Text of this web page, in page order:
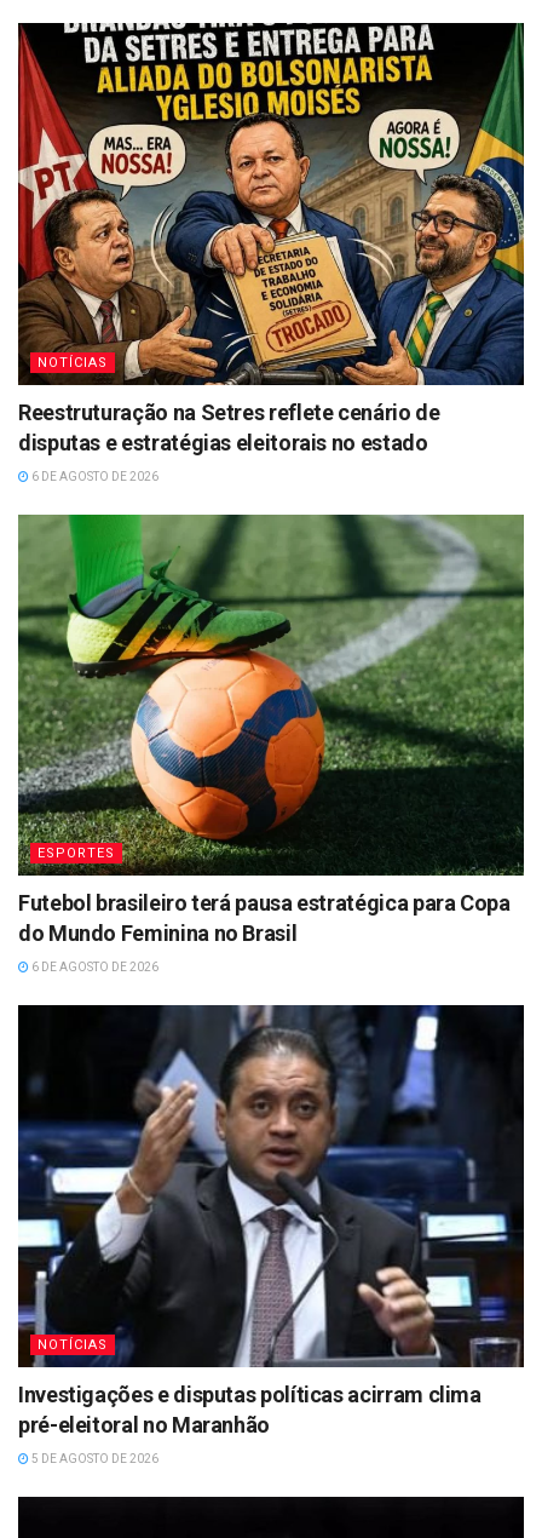
NOTÍCIAS
Reestruturação na Setres reflete cenário de
disputas e estratégias eleitorais no estado
6 DE AGOSTO DE 2026
ESPORTES
Futebol brasileiro terá pausa estratégica para Copa
do Mundo Feminina no Brasil
6 DE AGOSTO DE 2026
NOTÍCIAS
Investigações e disputas políticas acirram clima
pré-eleitoral no Maranhão
5 DE AGOSTO DE 2026